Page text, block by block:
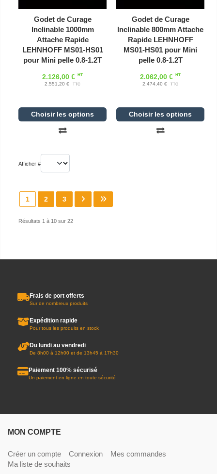
Godet de Curage
Inclinable 1000mm
Attache Rapide
LEHNHOFF MS01-HS01
pour Mini pelle 0.8-1.2T
2.126,00 € HT
2.551,20 € TTC
Choisir les options
Godet de Curage
Inclinable 800mm Attache
Rapide LEHNHOFF
MS01-HS01 pour Mini
pelle 0.8-1.2T
2.062,00 € HT
2.474,40 € TTC
Choisir les options
Afficher #
1 2 3
Résultats 1 à 10 sur 22
Frais de port offerts
Sur de nombreux produits
Expédition rapide
Pour tous les produits en stock
Du lundi au vendredi
De 8h00 à 12h00 et de 13h45 à 17h30
Paiement 100% sécurisé
Un paiement en ligne en toute sécurité
MON COMPTE
Créer un compte Connexion
Mes commandes
Ma liste de souhaits